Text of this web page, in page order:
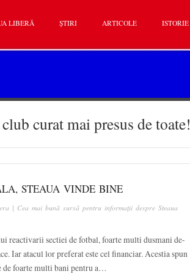
LIBERĂ ȘTIRI ARTICOLE ISTORIE
curat mai presus de toate!
STEAUA VINDE BINE
| Cea mai bună sursă pentru informații despre Steaua
reactivarii sectiei de fotbal, foarte multi dusmani de-
Iar atacul lor preferat este cel financiar. Acestia spun
de foarte multi bani pentru a…